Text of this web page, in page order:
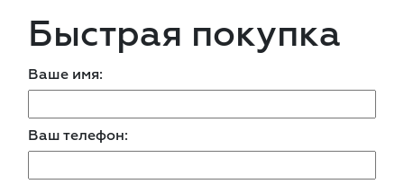
Быстрая покупка
Ваше имя:
Ваш телефон: